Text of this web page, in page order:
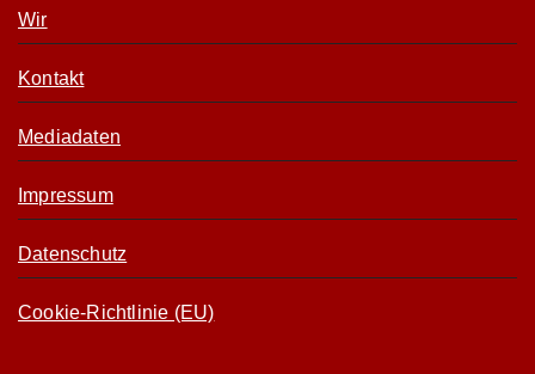
Wir
Kontakt
Mediadaten
Impressum
Datenschutz
Cookie-Richtlinie (EU)